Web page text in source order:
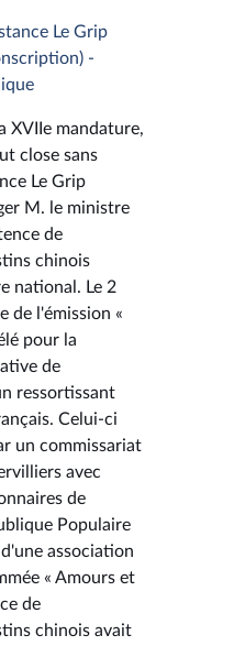
Le Grip
-
XVIIe mandature,
close sans
Le Grip
M. le ministre
de
chinois
national. Le 2
de l'émission «
pour la
de
ressortissant
Celui-ci
un commissariat
avec
de
Populaire
association
« Amours et
de
chinois avait